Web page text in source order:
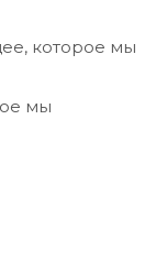
которое мы
мы